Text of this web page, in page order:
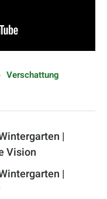
Verschattung
|
Vision
|